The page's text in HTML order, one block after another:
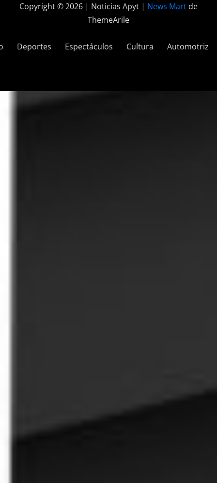
Copyright © 2026 | Noticias Apyt | News Mart de
ThemeArile
Deportes Espectáculos Cultura Automotriz